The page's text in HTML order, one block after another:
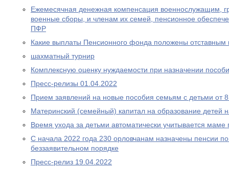
Ежемесячная денежная компенсация военнослужащим,
военные сборы, и членам их семей, пенсионное
ПФР
Какие выплаты Пенсионного фонда положены
шахматный турнир
Комплексную оценку нуждаемости при назначении
Пресс-релизы 01.04.2022
Прием заявлений на новые пособия семьям с детьми от
Материнский (семейный) капитал на образование детей
Время ухода за детьми автоматически учитывается
С начала 2022 года 230 орловчанам назначены пенсии
беззаявительном порядке
Пресс-релиз 19.04.2022